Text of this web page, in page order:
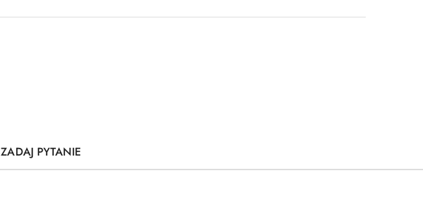
ZADAJ PYTANIE